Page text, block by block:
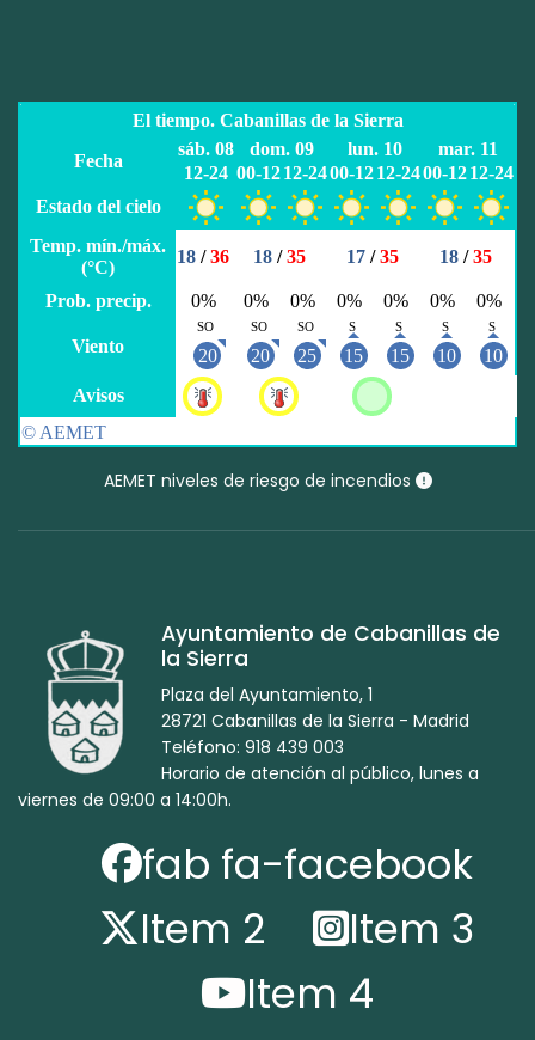
AEMET niveles de riesgo de incendios
Ayuntamiento de Cabanillas de
la Sierra
Plaza del Ayuntamiento, 1
28721 Cabanillas de la Sierra - Madrid
Teléfono: 918 439 003
Horario de atención al público, lunes a
viernes de 09:00 a 14:00h.
fab fa-facebook
Item 2
Item 3
Item 4